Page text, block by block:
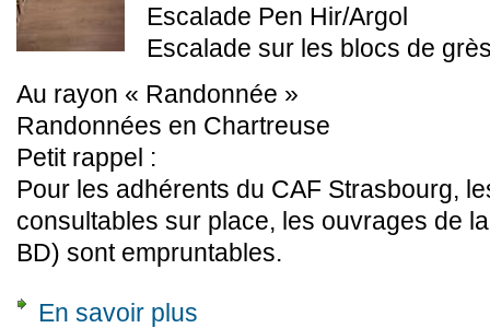
Escalade Pen Hir/Argol
Escalade sur les blocs de
Au rayon « Randonnée »
Randonnées en Chartreuse
Petit rappel :
Pour les adhérents du CAF Strasbourg,
consultables sur place, les ouvrages de
BD) sont empruntables.
En savoir plus